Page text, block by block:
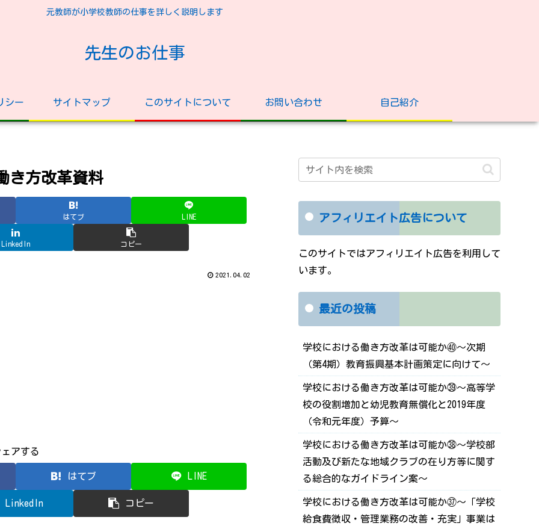
元教師が小学校教師の仕事を詳しく説明します
先生のお仕事
シー サイトマップ このサイトについて お問い合わせ 自己紹介
き方改革資料
はてブ LINE
LinkedIn コピー
2021.04.02
ェアする
はてブ LINE
LinkedIn コピー
アフィリエイト広告について
このサイトではアフィリエイト広告を利用して
います。
最近の投稿
学校における働き方改革は可能か㊵～次期
（第4期）教育振興基本計画策定に向けて～
学校における働き方改革は可能か㊴～高等学
校の役割増加と幼児教育無償化と2019年度
（令和元年度）予算～
学校における働き方改革は可能か㊳～学校部
活動及び新たな地域クラブの在り方等に関す
る総合的なガイドライン案～
学校における働き方改革は可能か㊲～「学校
給食費徴収・管理業務の改善・充実」事業は